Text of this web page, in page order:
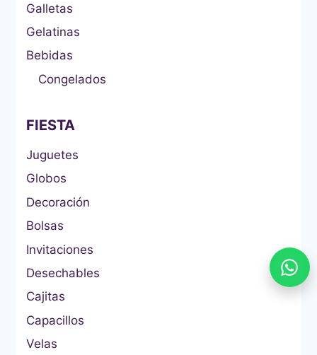
Galletas
Gelatinas
Bebidas
Congelados
FIESTA
Juguetes
Globos
Decoración
Bolsas
Invitaciones
Desechables
Cajitas
Capacillos
Velas